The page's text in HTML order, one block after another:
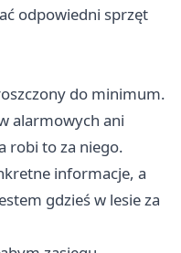
odpowiedni sprzęt
do minimum.
alarmowych ani
robi to za niego.
informacje, a
gdzieś w lesie za